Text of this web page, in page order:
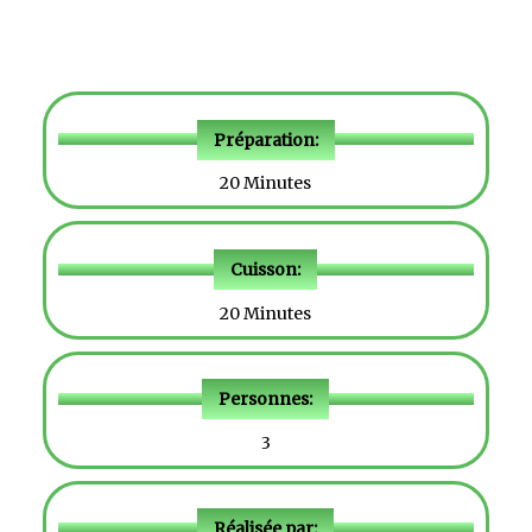
Préparation:
20 Minutes
Cuisson:
20 Minutes
Personnes:
3